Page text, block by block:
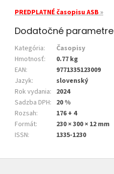
PREDPLATNÉ časopisu ASB »
Dodatočné parametre
Kategória:
Časopisy
Hmotnosť:
0.77 kg
EAN:
9771335123009
Jazyk:
slovenský
Rok vydania: 2024
Sadzba DPH: 20 %
Rozsah:
176 + 4
Formát:
230 × 300 × 12 mm
ISSN: 1335-1230